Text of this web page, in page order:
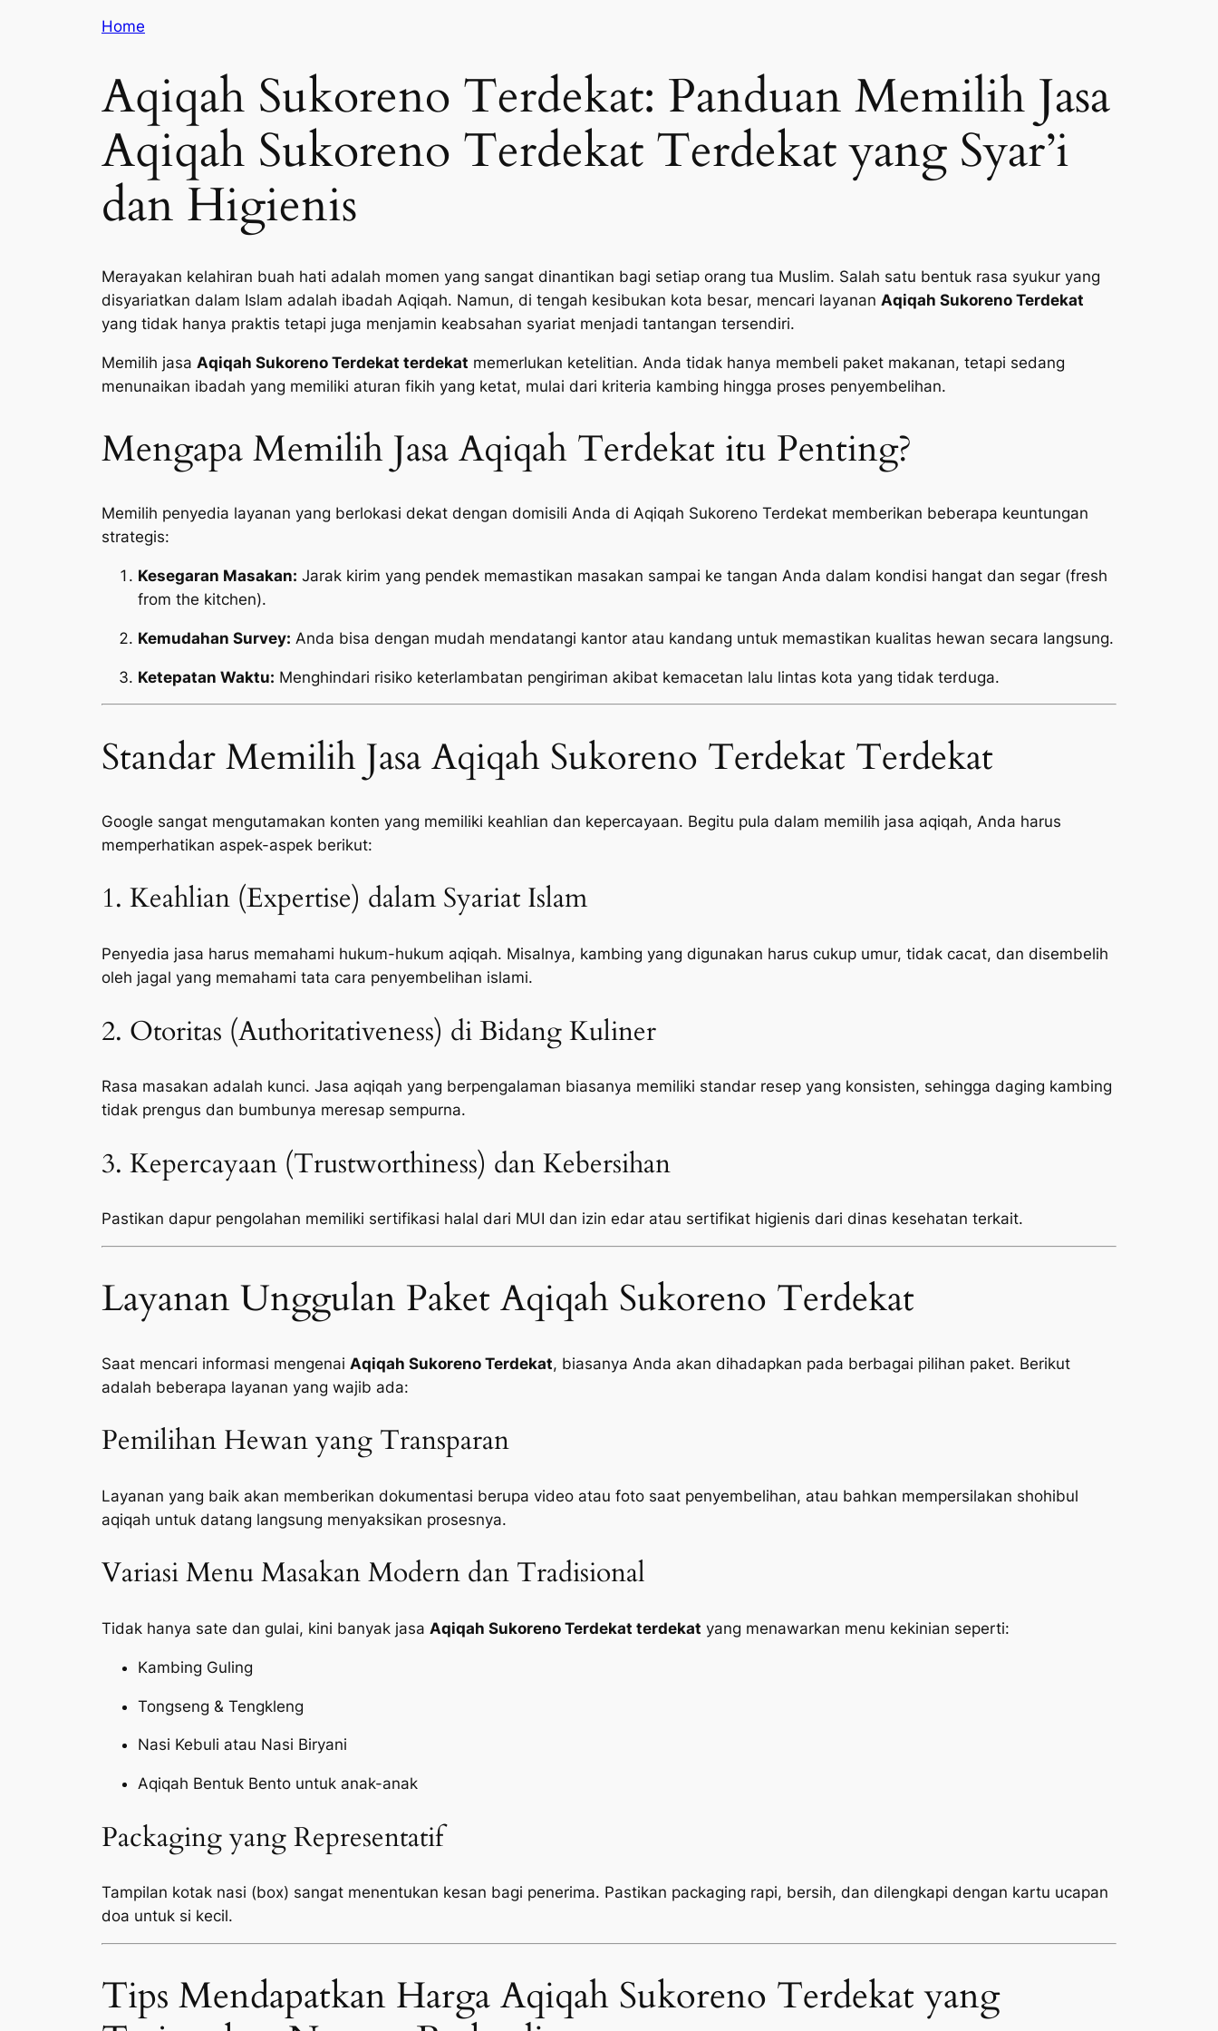
Home
Aqiqah Sukoreno Terdekat: Panduan Memilih Jasa
Aqiqah Sukoreno Terdekat Terdekat yang Syar’i
dan Higienis
Merayakan kelahiran buah hati adalah momen yang sangat dinantikan bagi setiap orang tua Muslim. Salah satu bentuk rasa syukur yang
disyariatkan dalam Islam adalah ibadah Aqiqah. Namun, di tengah kesibukan kota besar, mencari layanan Aqiqah Sukoreno Terdekat
yang tidak hanya praktis tetapi juga menjamin keabsahan syariat menjadi tantangan tersendiri.
Memilih jasa Aqiqah Sukoreno Terdekat terdekat memerlukan ketelitian. Anda tidak hanya membeli paket makanan, tetapi sedang
menunaikan ibadah yang memiliki aturan fikih yang ketat, mulai dari kriteria kambing hingga proses penyembelihan.
Mengapa Memilih Jasa Aqiqah Terdekat itu Penting?
Memilih penyedia layanan yang berlokasi dekat dengan domisili Anda di Aqiqah Sukoreno Terdekat memberikan beberapa keuntungan
strategis:
Kesegaran Masakan: Jarak kirim yang pendek memastikan masakan sampai ke tangan Anda dalam kondisi hangat dan segar (fresh
from the kitchen).
Kemudahan Survey: Anda bisa dengan mudah mendatangi kantor atau kandang untuk memastikan kualitas hewan secara langsung.
Ketepatan Waktu: Menghindari risiko keterlambatan pengiriman akibat kemacetan lalu lintas kota yang tidak terduga.
Standar Memilih Jasa Aqiqah Sukoreno Terdekat Terdekat
Google sangat mengutamakan konten yang memiliki keahlian dan kepercayaan. Begitu pula dalam memilih jasa aqiqah, Anda harus
memperhatikan aspek-aspek berikut:
1. Keahlian (Expertise) dalam Syariat Islam
Penyedia jasa harus memahami hukum-hukum aqiqah. Misalnya, kambing yang digunakan harus cukup umur, tidak cacat, dan disembelih
oleh jagal yang memahami tata cara penyembelihan islami.
2. Otoritas (Authoritativeness) di Bidang Kuliner
Rasa masakan adalah kunci. Jasa aqiqah yang berpengalaman biasanya memiliki standar resep yang konsisten, sehingga daging kambing
tidak prengus dan bumbunya meresap sempurna.
3. Kepercayaan (Trustworthiness) dan Kebersihan
Pastikan dapur pengolahan memiliki sertifikasi halal dari MUI dan izin edar atau sertifikat higienis dari dinas kesehatan terkait.
Layanan Unggulan Paket Aqiqah Sukoreno Terdekat
Saat mencari informasi mengenai Aqiqah Sukoreno Terdekat, biasanya Anda akan dihadapkan pada berbagai pilihan paket. Berikut
adalah beberapa layanan yang wajib ada:
Pemilihan Hewan yang Transparan
Layanan yang baik akan memberikan dokumentasi berupa video atau foto saat penyembelihan, atau bahkan mempersilakan shohibul
aqiqah untuk datang langsung menyaksikan prosesnya.
Variasi Menu Masakan Modern dan Tradisional
Tidak hanya sate dan gulai, kini banyak jasa Aqiqah Sukoreno Terdekat terdekat yang menawarkan menu kekinian seperti:
Kambing Guling
Tongseng & Tengkleng
Nasi Kebuli atau Nasi Biryani
Aqiqah Bentuk Bento untuk anak-anak
Packaging yang Representatif
Tampilan kotak nasi (box) sangat menentukan kesan bagi penerima. Pastikan packaging rapi, bersih, dan dilengkapi dengan kartu ucapan
doa untuk si kecil.
Tips Mendapatkan Harga Aqiqah Sukoreno Terdekat yang